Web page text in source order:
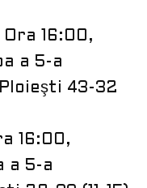
16:00,
a 5-a
43-32
16:00,
a 5-a